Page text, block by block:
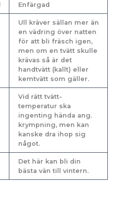
Enfärgad
Ull kräver sällan mer än
en vädring över natten
för att bli fräsch igen,
men om en tvätt skulle
krävas så är det
handtvätt (kallt) eller
kemtvätt som gäller.
Vid rätt tvätt-
temperatur ska
ingenting hända ang.
krympning, men kan
kanske dra ihop sig
något.
Det här kan bli din
bästa vän till vintern.